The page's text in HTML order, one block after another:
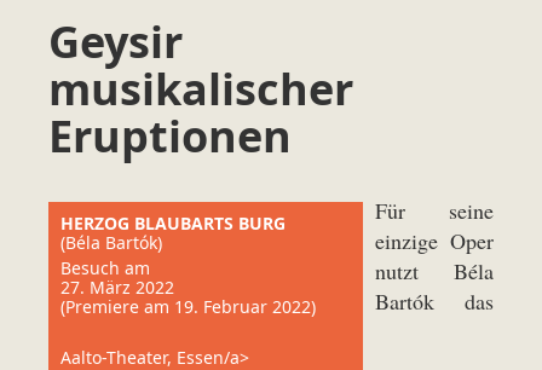
Geysir
musikalischer
Eruptionen
HERZOG BLAUBARTS BURG
(Béla Bartók)
Besuch am
27. März 2022
(Premiere am 19. Februar 2022)
Aalto-Theater, Essen/a>
Für seine
einzige Oper
nutzt Béla
Bartók das